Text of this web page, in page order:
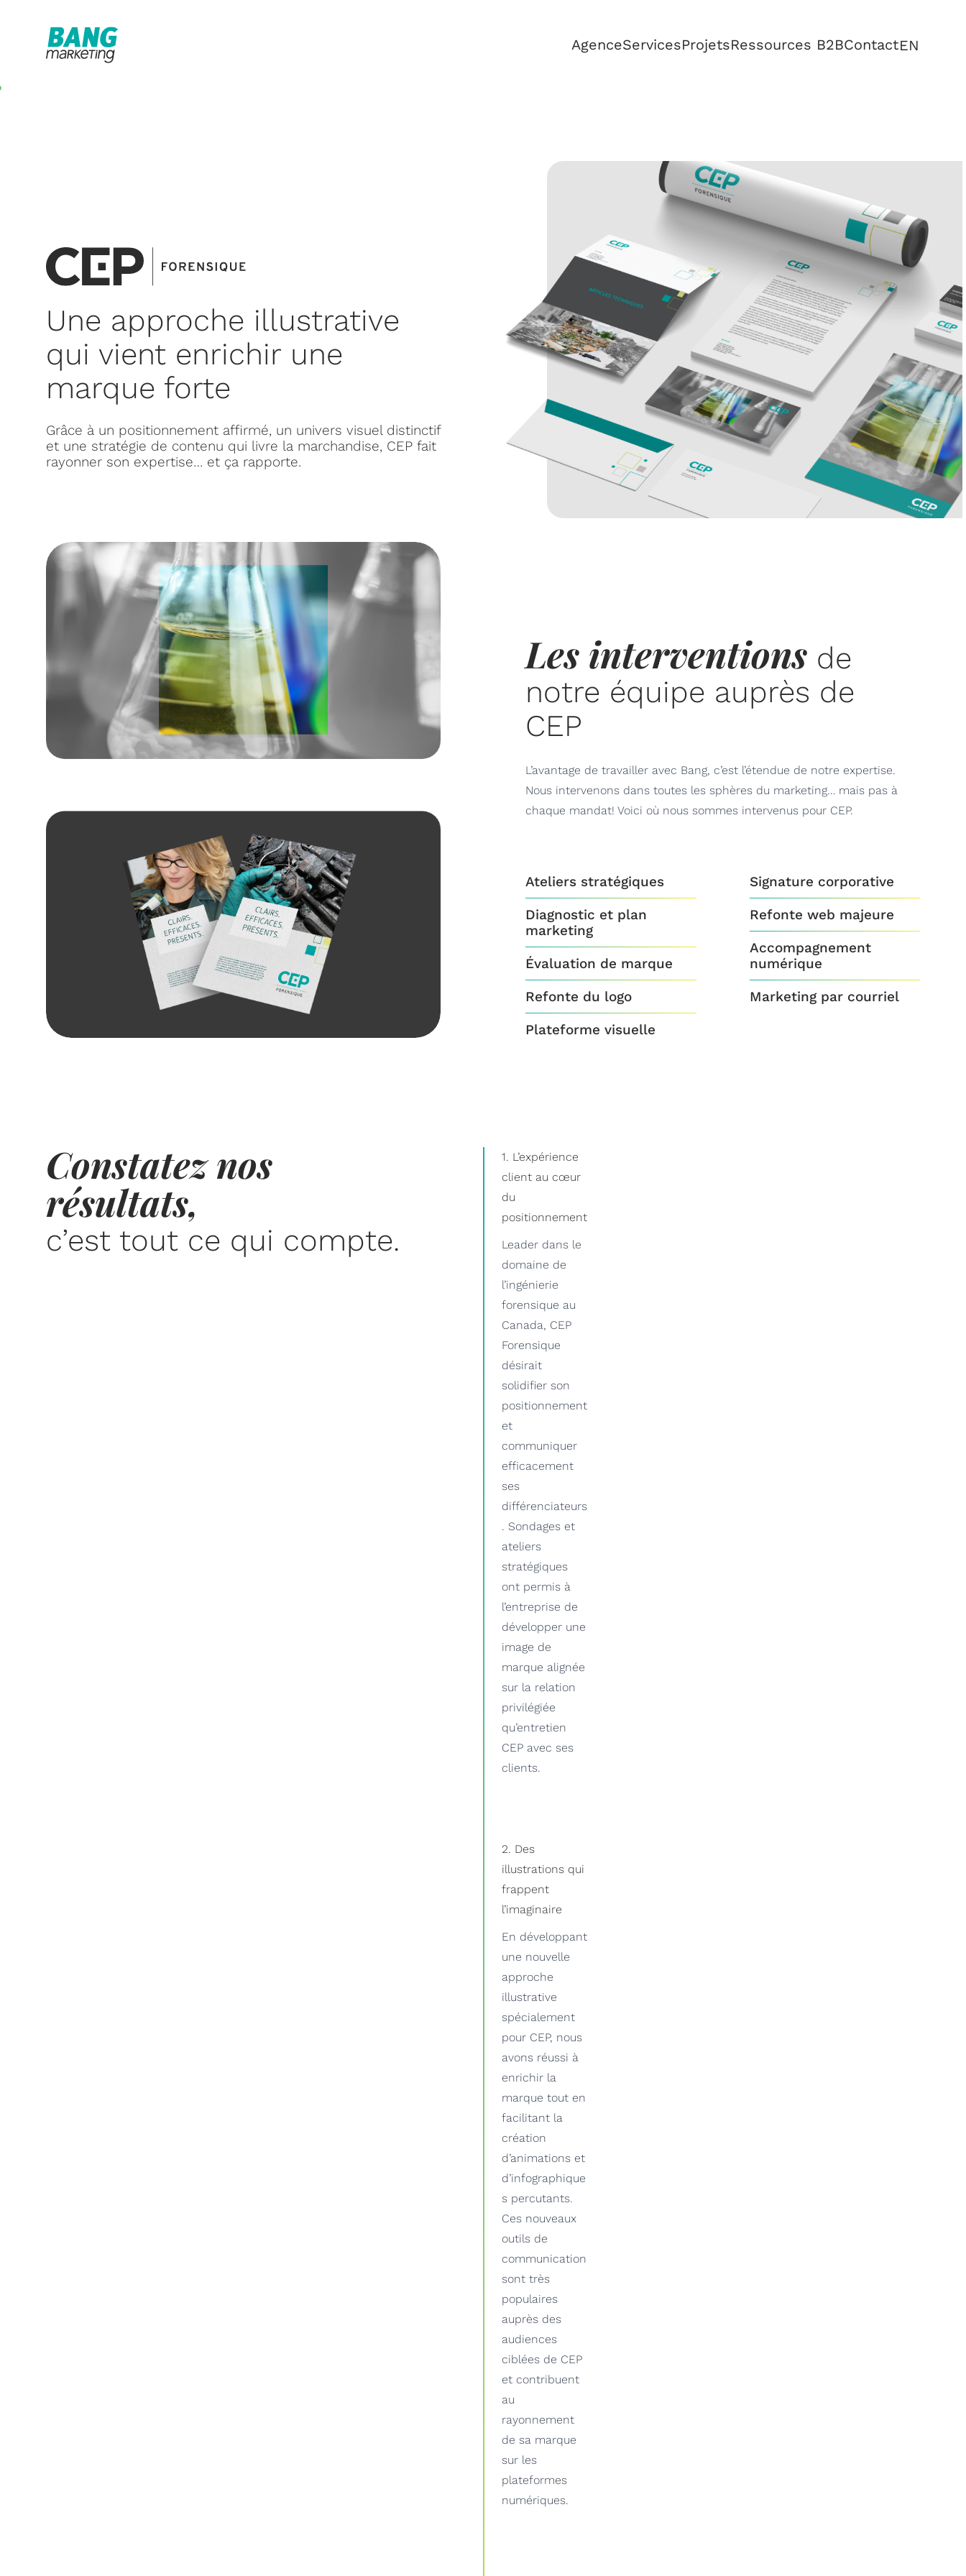
AgenceServicesProjetsRessources B2BContactEN
Une approche illustrative
qui vient enrichir une
marque forte
Grâce à un positionnement affirmé, un univers visuel distinctif
et une stratégie de contenu qui livre la marchandise, CEP fait
rayonner son expertise… et ça rapporte.
Les interventions de
notre équipe auprès de
CEP
L’avantage de travailler avec Bang, c’est l’étendue de notre expertise.
Nous intervenons dans toutes les sphères du marketing… mais pas à
chaque mandat! Voici où nous sommes intervenus pour CEP.
Ateliers stratégiques
Diagnostic et plan
marketing
Évaluation de marque
Refonte du logo
Plateforme visuelle
Signature corporative
Refonte web majeure
Accompagnement
numérique
Marketing par courriel
Constatez nos
résultats,
c’est tout ce qui compte.
1. L’expérience
client au cœur
du
positionnement
Leader dans le
domaine de
l’ingénierie
forensique au
Canada, CEP
Forensique
désirait
solidifier son
positionnement
et
communiquer
efficacement
ses
différenciateurs
. Sondages et
ateliers
stratégiques
ont permis à
l’entreprise de
développer une
image de
marque alignée
sur la relation
privilégiée
qu’entretien
CEP avec ses
clients.
2. Des
illustrations qui
frappent
l’imaginaire
En développant
une nouvelle
approche
illustrative
spécialement
pour CEP, nous
avons réussi à
enrichir la
marque tout en
facilitant la
création
d’animations et
d’infographique
s percutants.
Ces nouveaux
outils de
communication
sont très
populaires
auprès des
audiences
ciblées de CEP
et contribuent
au
rayonnement
de sa marque
sur les
plateformes
numériques.